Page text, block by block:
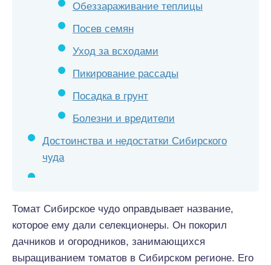
Обеззараживание теплицы
Посев семян
Уход за всходами
Пикирование рассады
Посадка в грунт
Болезни и вредители
Достоинства и недостатки Сибирского
чуда
Томат Сибирское чудо оправдывает название,
которое ему дали селекционеры. Он покорил
дачников и огородников, занимающихся
выращиванием томатов в Сибирском регионе. Его